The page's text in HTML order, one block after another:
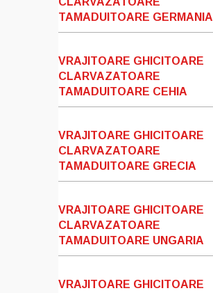
TAMADUITOARE GERMANIA
VRAJITOARE GHICITOARE
CLARVAZATOARE
TAMADUITOARE CEHIA
VRAJITOARE GHICITOARE
CLARVAZATOARE
TAMADUITOARE GRECIA
VRAJITOARE GHICITOARE
CLARVAZATOARE
TAMADUITOARE UNGARIA
VRAJITOARE GHICITOARE